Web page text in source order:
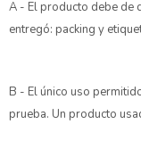
A - El producto debe de
entregó: packing y
B - El único uso
prueba. Un producto